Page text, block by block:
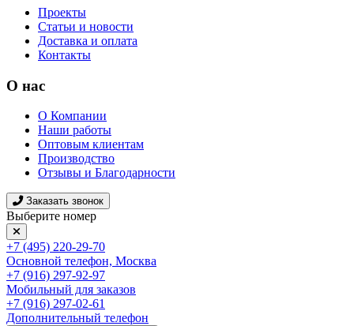
Проекты
Статьи и новости
Доставка и оплата
Контакты
О нас
О Компании
Наши работы
Оптовым клиентам
Производство
Отзывы и Благодарности
Заказать звонок
Выберите номер
+7 (495) 220-29-70
Основной телефон, Москва
+7 (916) 297-92-97
Мобильный для заказов
+7 (916) 297-02-61
Дополнительный телефон